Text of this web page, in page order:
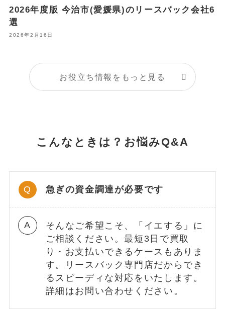
2026年度版 今治市(愛媛県)のリースバック会社6
選
2026年2月16日
お役立ち情報をもっと見る
こんなときは？お悩みQ&A
急ぎの資金調達が必要です
そんなご希望こそ、「イエする」に
ご相談ください。最短3日で買取
り・お支払いできるケースもありま
す。リースバック専門店だからでき
るスピーディな対応をいたします。
詳細はお問い合わせください。